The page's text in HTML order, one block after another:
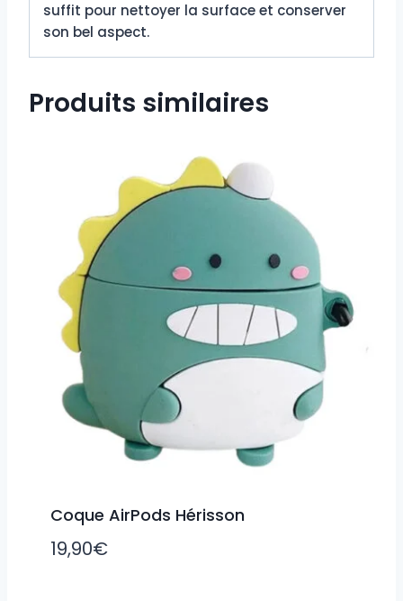
suffit pour nettoyer la surface et conserver
son bel aspect.
Produits similaires
Coque AirPods Hérisson
19,90€